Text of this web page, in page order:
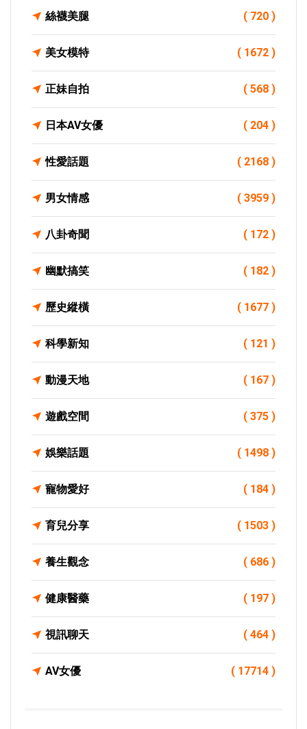
絲襪美腿 ( 720 )
美女模特 ( 1672 )
正妹自拍 ( 568 )
日本AV女優 ( 204 )
性愛話題 ( 2168 )
男女情感 ( 3959 )
八卦奇聞 ( 172 )
幽默搞笑 ( 182 )
歷史縱橫 ( 1677 )
科學新知 ( 121 )
動漫天地 ( 167 )
遊戲空間 ( 375 )
娛樂話題 ( 1498 )
寵物愛好 ( 184 )
育兒分享 ( 1503 )
養生觀念 ( 686 )
健康醫藥 ( 197 )
視訊聊天 ( 464 )
AV女優 ( 17714 )